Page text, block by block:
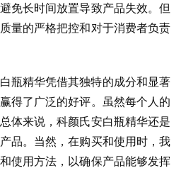
免长时间放置导致产品失效。但
量的严格把控和对于消费者负责
瓶精华凭借其独特的成分和显著
得了广泛的好评。虽然每个人的
体来说，科颜氏安白瓶精华还是
品。当然，在购买和使用时，我
使用方法，以确保产品能够发挥